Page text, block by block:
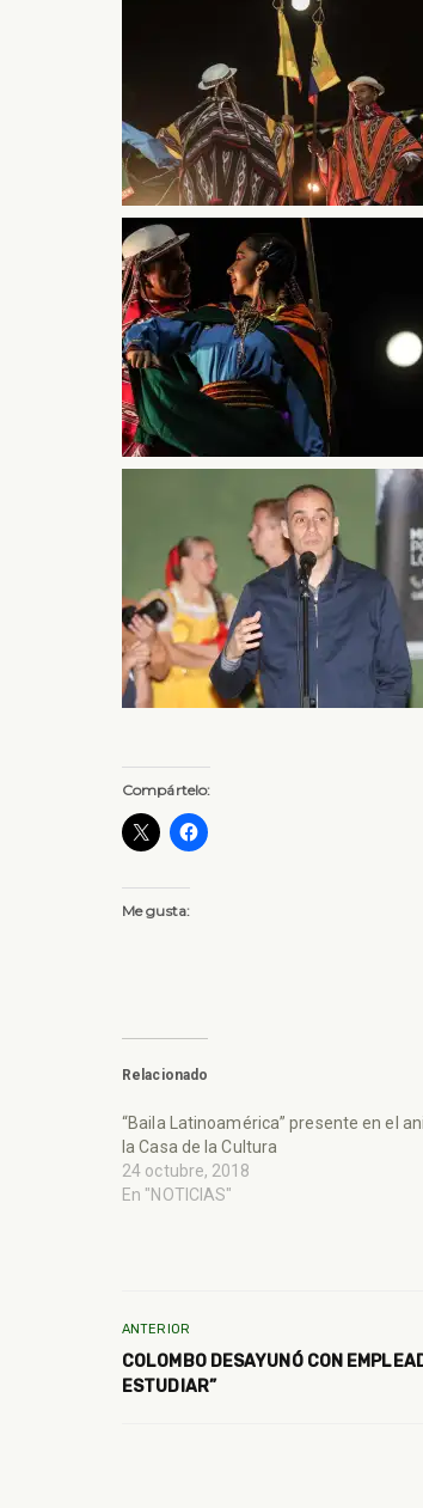
Compártelo:
Me gusta:
Relacionado
“Baila Latinoamérica” presente en el
la Casa de la Cultura
24 octubre, 2018
En "NOTICIAS"
ANTERIOR
COLOMBO DESAYUNÓ CON
ESTUDIAR”